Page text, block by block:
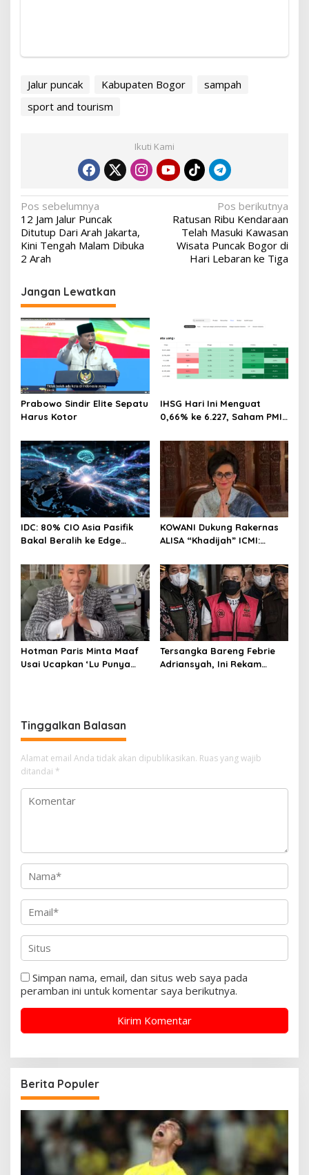
Jalur puncak Kabupaten Bogor
sampah
sport and tourism
Ikuti Kami
Navigasi
pos
Pos sebelumnya
12 Jam Jalur Puncak
Ditutup Dari Arah Jakarta,
Kini Tengah Malam Dibuka
2 Arah
Pos berikutnya
Ratusan Ribu Kendaraan
Telah Masuki Kawasan
Wisata Puncak Bogor di
Hari Lebaran ke Tiga
Jangan Lewatkan
Prabowo Sindir Elite Sepatu
Harus Kotor
IHSG Hari Ini Menguat
0,66% ke 6.227, Saham PMII,
28%! Ini Daftar Saham
Paling Cuan & Volume
Tertinggi 31 Juli 2026
IDC: 80% CIO Asia Pasifik
Bakal Beralih ke Edge
pada 2027
KOWANI Dukung Rakernas
ALISA “Khadijah” ICMI:
Menuju Indonesia Emas
Hotman Paris Minta Maaf
Usai Ucapkan ‘Lu Punya
Tersangka Bareng Febrie
Adriansyah, Ini Rekam
Tinggalkan Balasan
Alamat email Anda tidak akan dipublikasikan. Ruas yang wajib
ditandai *
Simpan nama, email, dan situs web saya pada
peramban ini untuk komentar saya berikutnya.
Berita Populer